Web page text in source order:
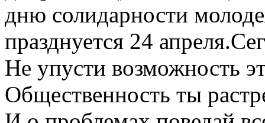
дню солидарности
празднуется 24
Не упусти возможность
Общественность ты